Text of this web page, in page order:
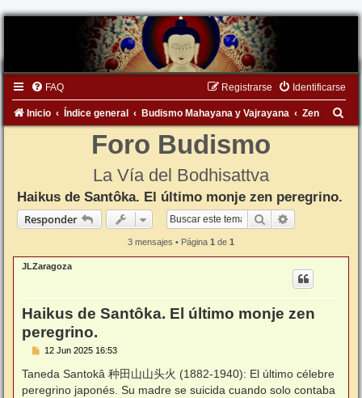
FAQ Identificarse
Registrarse
Inicio Índice general Budismo Mahayana y Vajrayana Zen
Foro Budismo
La Vía del Bodhisattva
Haikus de Santôka. El último monje zen peregrino.
Responder
Buscar
3 mensajes • Página 1 de 1
JLZaragoza
Haikus de Santôka. El último monje zen
peregrino.
M
n
a
12 Jun 2025 16:53
Taneda Santokâ 种田山山头火 (1882-1940): El último célebre
peregrino japonés. Su madre se suicida cuando solo contaba